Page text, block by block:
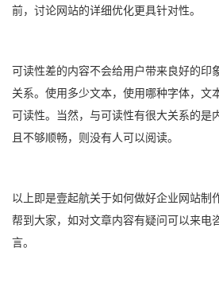
前，讨论网站的详细优化更具针对性。
可读性差的内容不会给用户带来良好的印
关系。使用多少文本，使用哪种字体，文
可读性。当然，与可读性有很大关系的是
且不够顺畅，则没有人可以阅读。
以上即是壹起航关于如何做好企业网站制
帮到大家，如对文章内容有疑问可以来电
言。